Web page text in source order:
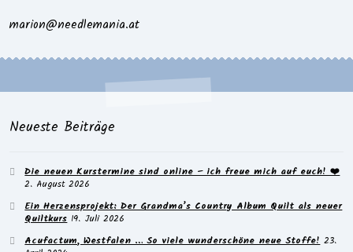
marion@needlemania.at
Neueste Beiträge
Die neuen Kurstermine sind online – ich freue mich auf euch! ❤️
2. August 2026
Ein Herzensprojekt: Der Grandma’s Country Album Quilt als neuer
Quiltkurs 19. Juli 2026
Acufactum, Westfalen … So viele wunderschöne neue Stoffe! 23.